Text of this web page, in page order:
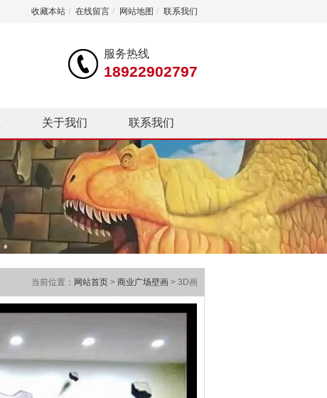
收藏本站 / 在线留言 / 网站地图 / 联系我们
服务热线
18922902797
关于我们 联系我们
当前位置： 网站首页 > 商业广场壁画 > 3D画